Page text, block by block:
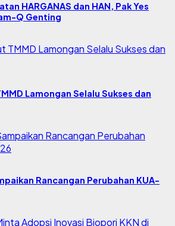
HARGANAS dan HAN, Pak Yes
Q Genting
Lamongan Selalu Sukses dan
Rancangan Perubahan KUA-